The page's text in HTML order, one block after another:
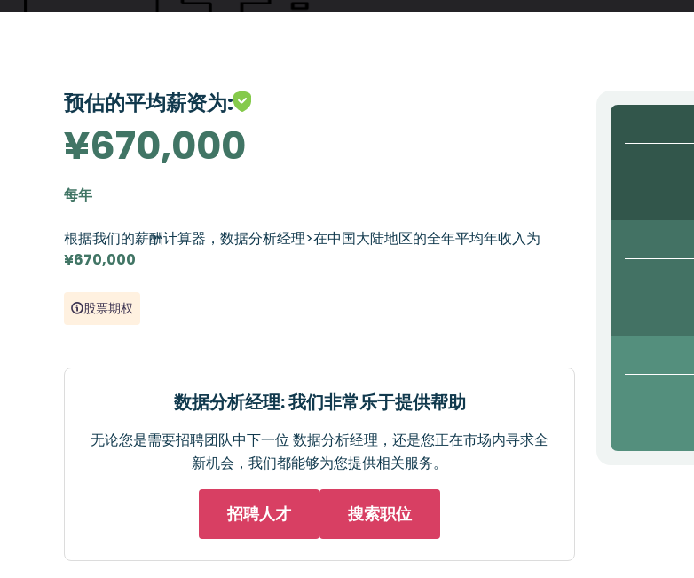
预估的平均薪资为:
¥670,000
每年
根据我们的薪酬计算器，数据分析经理>在中国大陆地区的全年平均年收入为
¥670,000
股票期权
数据分析经理: 我们非常乐于提供帮助
无论您是需要招聘团队中下一位 数据分析经理，还是您正在市场内寻求全
新机会，我们都能够为您提供相关服务。
招聘人才 搜索职位